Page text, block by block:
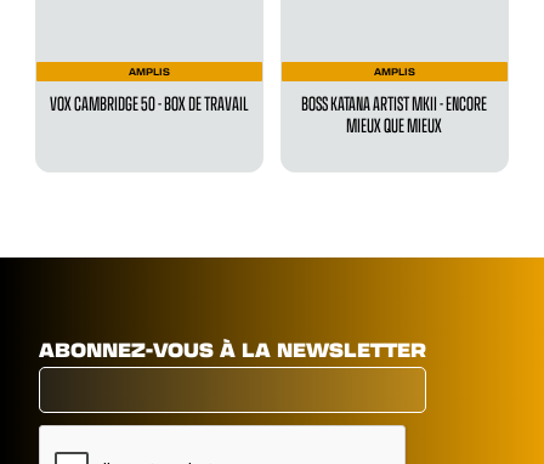
AMPLIS
VOX CAMBRIDGE 50 - BOX DE TRAVAIL
AMPLIS
BOSS KATANA ARTIST MKII - ENCORE
MIEUX QUE MIEUX
ABONNEZ-VOUS À LA NEWSLETTER